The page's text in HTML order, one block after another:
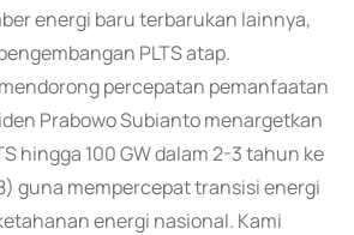
energi baru terbarukan lainnya,
PLTS atap.
percepatan pemanfaatan
Prabowo Subianto menargetkan
hingga 100 GW dalam 2-3 tahun ke
guna mempercepat transisi energi
energi nasional. Kami